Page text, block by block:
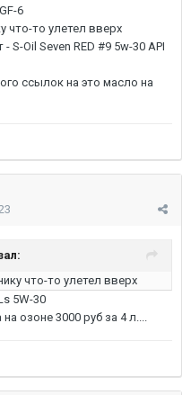
6
что-то улетел вверх
S-Oil Seven RED #9 5w-30 API
ссылок на это масло на
что-то улетел вверх
5W-30
озоне 3000 руб за 4 л....